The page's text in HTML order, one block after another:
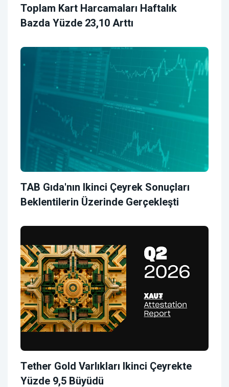
Toplam Kart Harcamaları Haftalık
Bazda Yüzde 23,10 Arttı
TAB Gıda'nın Ikinci Çeyrek Sonuçları
Beklentilerin Üzerinde Gerçekleşti
Tether Gold Varlıkları Ikinci Çeyrekte
Yüzde 9,5 Büyüdü